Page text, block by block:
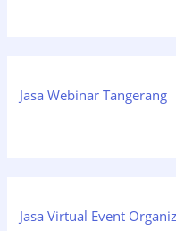
Jasa Webinar Tangerang
Jasa Virtual Event